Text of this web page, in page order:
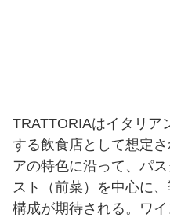
TRATTORIAはイタリア
する飲食店として想定
アの特色に沿って、パ
スト（前菜）を中心に
構成が期待される。ワ